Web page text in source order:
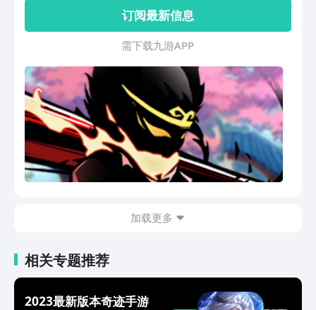
订阅最新信息
需 下 载 九 游 A P P
加载更多
相关专题推荐
2023最新版本奇迹手游